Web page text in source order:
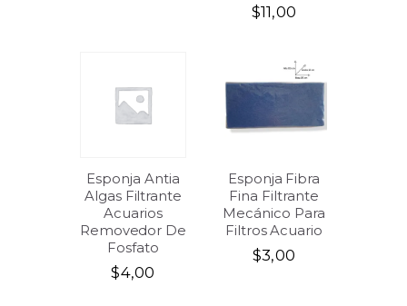
$11,00
Esponja Antia
Algas Filtrante
Acuarios
Removedor De
Fosfato
$4,00
Esponja Fibra
Fina Filtrante
Mecánico Para
Filtros Acuario
$3,00